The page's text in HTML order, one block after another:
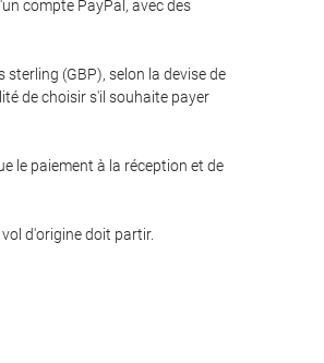
compte PayPal, avec des
(GBP), selon la devise de
de choisir s'il souhaite payer
le paiement à la réception et de
d'origine doit partir.